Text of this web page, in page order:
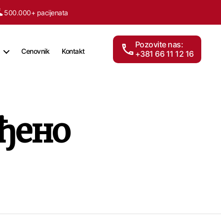
500.000+ pacijenata
Cenovnik Kontakt
Pozovite nas:
+381 66 11 12 16